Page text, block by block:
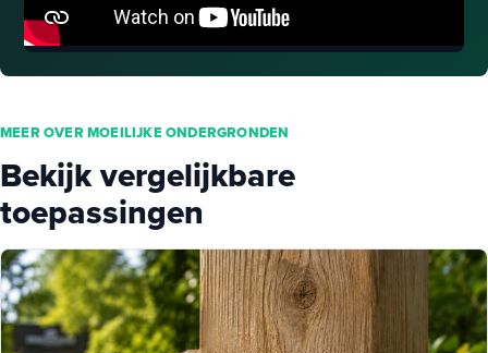
MEER OVER MOEILIJKE ONDERGRONDEN
Bekijk vergelijkbare
toepassingen